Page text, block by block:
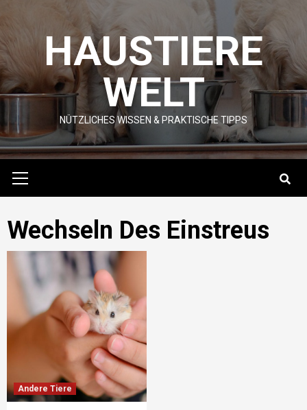
content HAUSTIERE
WELT
NÜTZLICHES WISSEN & PRAKTISCHE TIPPS
Menu
Wechseln Des Einstreus
Andere Tiere